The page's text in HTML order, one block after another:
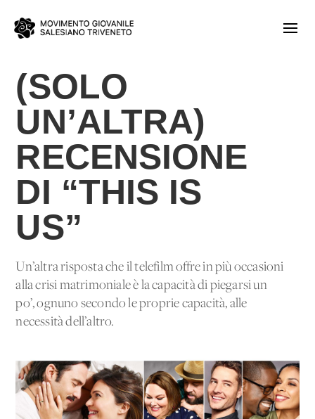
(SOLO
UN’ALTRA)
RECENSIONE
DI “THIS IS
US”
Un’altra risposta che il telefilm offre in più occasioni
alla crisi matrimoniale è la capacità di piegarsi un
po’, ognuno secondo le proprie capacità, alle
necessità dell’altro.